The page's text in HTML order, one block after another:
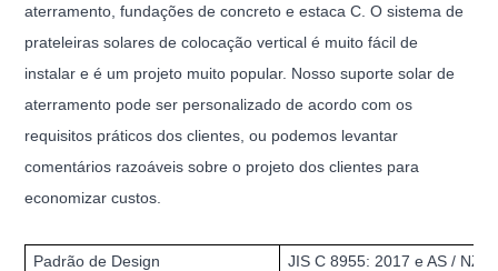
aterramento, fundações de concreto e estaca C. O sistema de
prateleiras solares de colocação vertical é muito fácil de
instalar e é um projeto muito popular. Nosso suporte solar de
aterramento pode ser personalizado de acordo com os
requisitos práticos dos clientes, ou podemos levantar
comentários razoáveis ​​sobre o projeto dos clientes para
economizar custos.
Padrão de Design
JIS C 8955: 2017 e AS /